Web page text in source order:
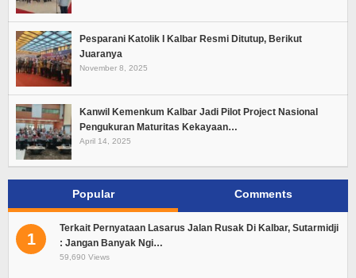
Pesparani Katolik I Kalbar Resmi Ditutup, Berikut
Juaranya
November 8, 2025
Kanwil Kemenkum Kalbar Jadi Pilot Project Nasional
Pengukuran Maturitas Kekayaan…
April 14, 2025
Popular Comments
1
Terkait Pernyataan Lasarus Jalan Rusak Di Kalbar, Sutarmidji
: Jangan Banyak Ngi…
59,690 Views